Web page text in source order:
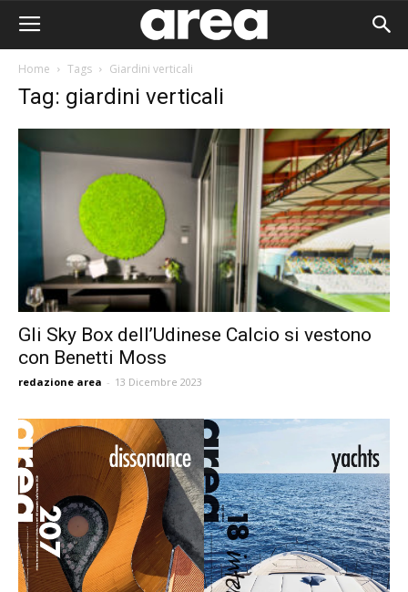
Home Tags Giardini verticali
Tag: giardini verticali
Gli Sky Box dell’Udinese Calcio si vestono
con Benetti Moss
redazione area - 13 Dicembre 2023